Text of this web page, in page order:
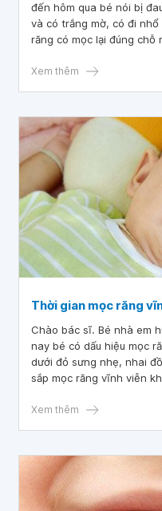
đến hôm qua bé nói bị
và có trắng mờ, có đi
răng có mọc lại đúng chỗ
Mong bác sĩ tư vấn giúp!
Xem thêm
Thời gian mọc răng
Chào bác sĩ. Bé nhà em
nay bé có dấu hiệu mọc
dưới đỏ sưng nhẹ, nhai
sắp mọc răng vĩnh viễn
nhà em mọc sớm có ảnh
Xem thêm